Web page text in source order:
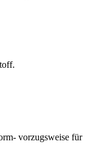
vorzugsweise für